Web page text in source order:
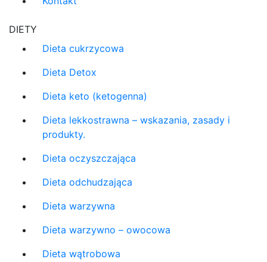
DIETY
Dieta cukrzycowa
Dieta Detox
Dieta keto (ketogenna)
Dieta lekkostrawna – wskazania, zasady i
produkty.
Dieta oczyszczająca
Dieta odchudzająca
Dieta warzywna
Dieta warzywno – owocowa
Dieta wątrobowa